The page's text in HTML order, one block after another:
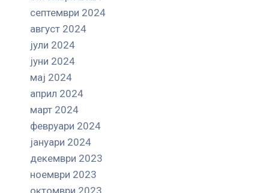
септември 2024
август 2024
јули 2024
јуни 2024
мај 2024
април 2024
март 2024
февруари 2024
јануари 2024
декември 2023
ноември 2023
октомври 2023